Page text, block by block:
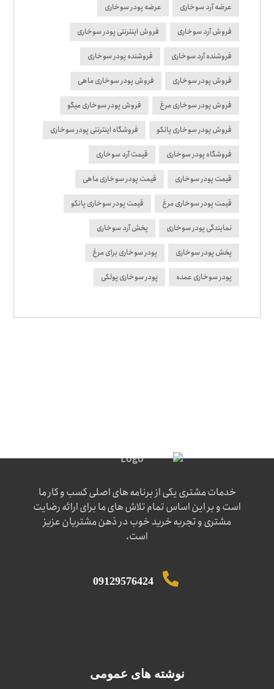
عرضه آرد سوخاری عرضه پودر سوخاری
فروش آرد سوخاری فروش اینترنتی پودر سوخاری
فروشنده آرد سوخاری فروشنده پودر سوخاری
فروش پودر سوخاری فروش پودر سوخاری ماهی
فروش پودر سوخاری مرغ فروش پودر سوخاری میگو
فروش پودر سوخاری پانکو فروشگاه اینترنتی پودر سوخاری
فروشگاه پودر سوخاری قیمت آرد سوخاری
قیمت پودر سوخاری قیمت پودر سوخاری ماهی
قیمت پودر سوخاری مرغ قیمت پودر سوخاری پانکو
نمایندگی پودر سوخاری پخش آرد سوخاری
پخش پودر سوخاری پودر سوخاری برای مرغ
پودر سوخاری عمده پودر سوخاری پولکی
خدمات مشتری یکی از برنامه های اصلی کسب و کار ما
است و بر این اساس تمام تلاش های ما برای ارائه رضایت
مشتری و تجربه خرید خوب در ذهن مشتریان عزیز
است.
09129576424
نوشته های عمومی